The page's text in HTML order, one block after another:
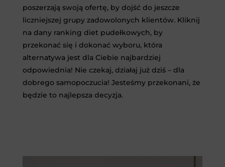
poszerzają swoją ofertę, by dojść do jeszcze
liczniejszej grupy zadowolonych klientów. Kliknij
na dany ranking diet pudełkowych, by
przekonać się i dokonać wyboru, która
alternatywa jest dla Ciebie najbardziej
odpowiednia! Nie czekaj, działaj już dziś – dla
dobrego samopoczucia! Jesteśmy przekonani, że
będzie to najlepsza decyzja.